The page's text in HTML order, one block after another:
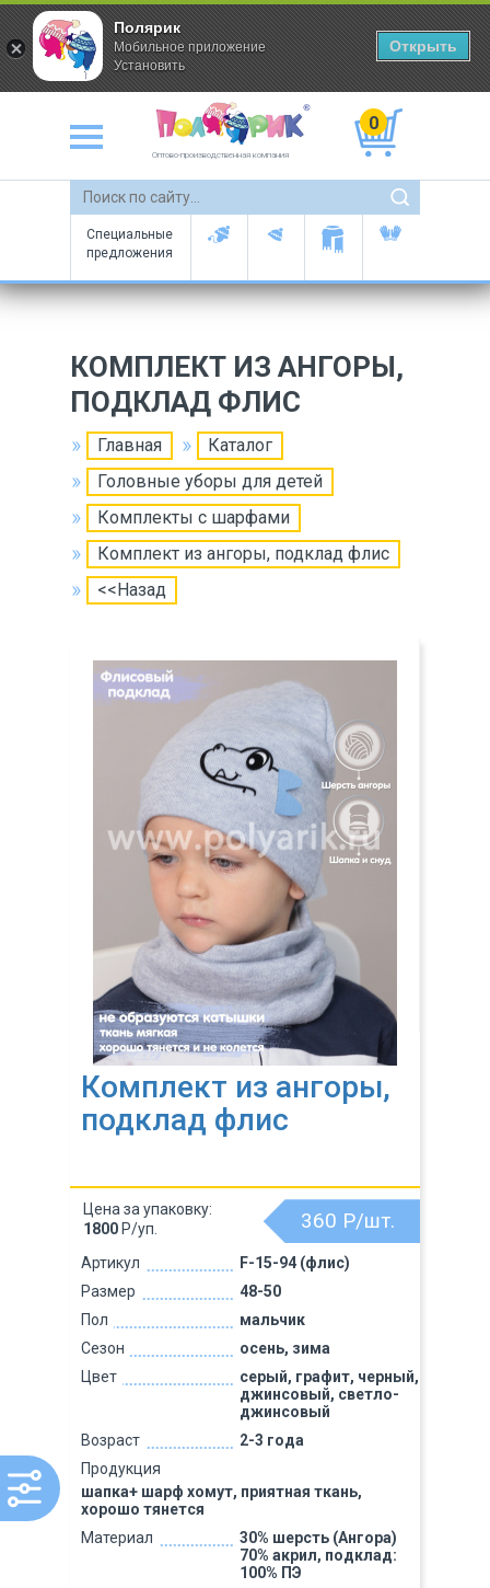
Оптово-производственная компания
0
Специальные
предложения
КОМПЛЕКТ ИЗ АНГОРЫ,
ПОДКЛАД ФЛИС
Главная
Каталог
Головные уборы для детей
Комплекты с шарфами
Комплект из ангоры, подклад флис
<<Назад
Комплект из ангоры,
подклад флис
Артикул
F-15-94 (флис)
Размер
48-50
Пол
мальчик
Сезон
осень, зима
Цвет
серый, графит, черный,
джинсовый, светло-
джинсовый
Возраст
2-3 года
Продукция
шапка+ шарф хомут, приятная ткань,
хорошо тянется
Материал
30% шерсть (Ангора)
70% акрил, подклад:
100% ПЭ
360 Р/шт.
Цена за упаковку:
1800 Р/уп.
Полярик
Мобильное приложение
Установить
Открыть